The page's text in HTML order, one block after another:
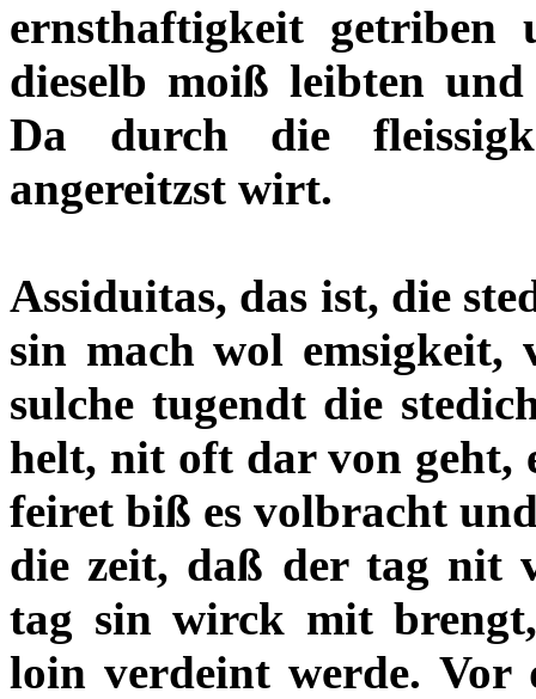
ernsthaftigkeit getriben
dieselb moiß leibten und
Da durch die
angereitzst wirt.
Assiduitas, das ist, die
sin mach wol emsigkeit,
sulche tugendt die
helt, nit oft dar von geht,
feiret biß es volbracht
die zeit, daß der tag nit
tag sin wirck mit
loin verdeint werde.